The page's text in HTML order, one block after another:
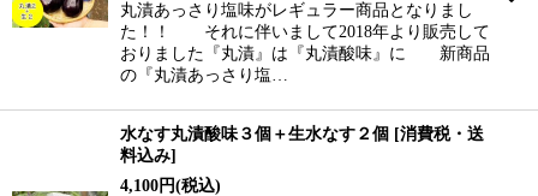
丸漬あっさり塩味がレギュラー商品となりまし
た！！ それに伴いまして2018年より販売して
おりました『丸漬』は『丸漬酸味』に 新商品
の『丸漬あっさり塩…
水なす丸漬酸味３個＋生水なす２個 [消費税・送
料込み]
4,100円(税込)